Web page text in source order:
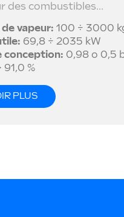
des combustibles...
vapeur: 100 ÷ 3000
69,8 ÷ 2035 kW
conception: 0,98 o 0,5
91,0 %
PLUS